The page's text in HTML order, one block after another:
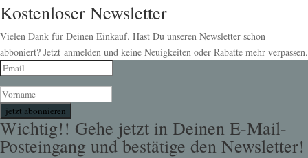
Kostenloser Newsletter
Vielen Dank für Deinen Einkauf. Hast Du unseren Newsletter schon
abboniert? Jetzt anmelden und keine Neuigkeiten oder Rabatte mehr verpassen.
jetzt abonnieren
Wichtig!! Gehe jetzt in Deinen E-Mail-
Posteingang und bestätige den Newsletter!